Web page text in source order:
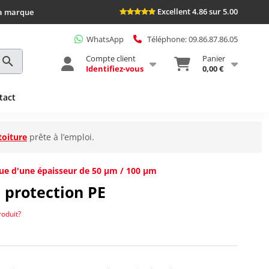
marque Excellent 4.86 sur 5.00
WhatsApp
Téléphone: 09.86.87.86.05
Compte client
Identifiez-vous
Panier
0,00 €
prête à l’emploi.
d'une épaisseur de 50 µm / 100 µm
protection PE